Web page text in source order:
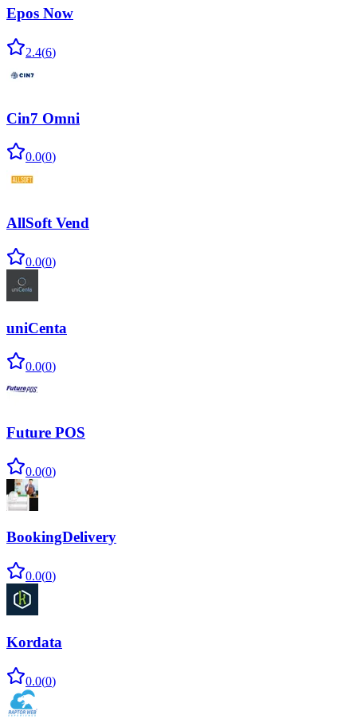
Epos Now
2.4(6)
Cin7 Omni
0.0(0)
AllSoft Vend
0.0(0)
uniCenta
0.0(0)
Future POS
0.0(0)
BookingDelivery
0.0(0)
Kordata
0.0(0)